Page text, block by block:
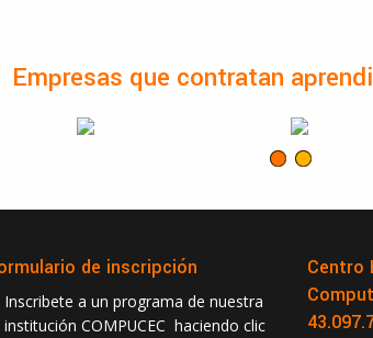
Empresas que contratan
de inscripción
Inscribete a un programa de nuestra
institución COMPUCEC haciendo clic
Centro